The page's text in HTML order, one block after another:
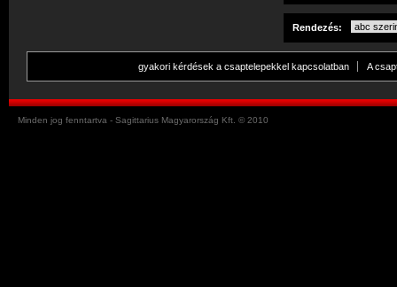
Rendezés:
gyakori kérdések a csaptelepekkel kapcsolatban A
Minden jog fenntartva - Sagittarius Magyarország Kft. © 2010